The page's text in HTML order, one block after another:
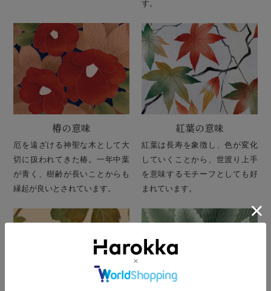
す。
椿の意味
厄を遠ざける神聖な木として大
切に扱われてきた椿。一年中葉
が青く、樹齢が長いことからも
縁起が良いとされています。
紅葉の意味
紅葉は長寿を象徴し、色が変化
していくことから、世渡り上手
を意味するモチーフとしても好
まれています。